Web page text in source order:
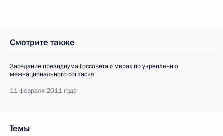
Смотрите также
Заседание президиума Госсовета о мерах по укреплению
межнационального согласия
11 февраля 2011 года
Темы